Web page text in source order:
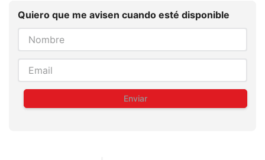
Quiero que me avisen cuando esté disponible
Enviar